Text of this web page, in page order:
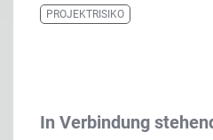
PROJEKTRISIKO
In Verbindung